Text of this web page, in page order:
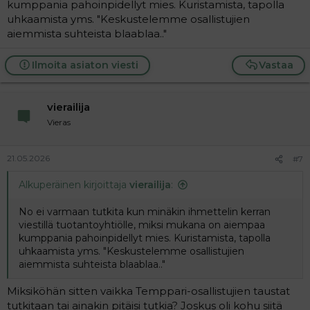
kumppania pahoinpidellyt mies. Kuristamista, tapolla
uhkaamista yms. "Keskustelemme osallistujien
aiemmista suhteista blaablaa.."
Vastaa
Ilmoita asiaton viesti
vierailija
Vieras
21.05.2026 #7
Alkuperäinen kirjoittaja vierailija:
No ei varmaan tutkita kun minäkin ihmettelin kerran
viestillä tuotantoyhtiölle, miksi mukana on aiempaa
kumppania pahoinpidellyt mies. Kuristamista, tapolla
uhkaamista yms. "Keskustelemme osallistujien
aiemmista suhteista blaablaa.."
Miksiköhän sitten vaikka Temppari-osallistujien taustat
tutkitaan tai ainakin pitäisi tutkia? Joskus oli kohu siitä